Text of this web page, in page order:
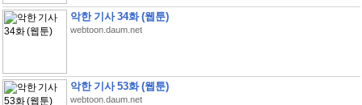
악한 기사 34화 (웹툰)
webtoon.daum.net
악한 기사 53화 (웹툰)
webtoon.daum.net